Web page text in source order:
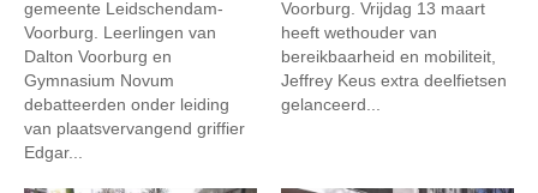
gemeente Leidschendam-
Voorburg. Leerlingen van
Dalton Voorburg en
Gymnasium Novum
debatteerden onder leiding
van plaatsvervangend griffier
Edgar...
Voorburg. Vrijdag 13 maart
heeft wethouder van
bereikbaarheid en mobiliteit,
Jeffrey Keus extra deelfietsen
gelanceerd...